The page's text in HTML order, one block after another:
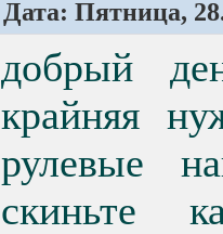
Дата: Пятница,
добрый
крайняя
рулевые
скиньте